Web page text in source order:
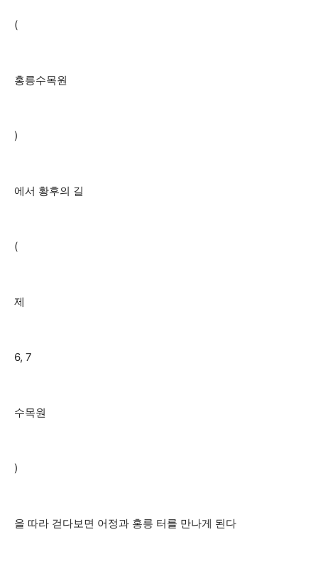
(
홍릉수목원
)
에서 황후의 길
(
제
6, 7
수목원
)
을 따라 걷다보면 어정과 홍릉 터를 만나게 된다